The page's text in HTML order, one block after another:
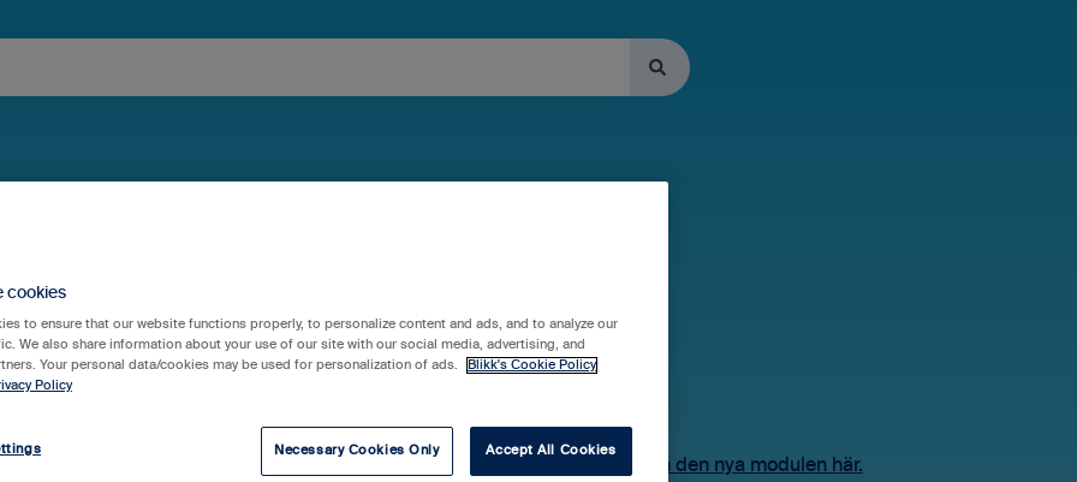
(ny)
fungerar grön teknik
Läs mer om den nya modulen här.
cookies
to ensure that our website functions properly, to personalize content and ads, and to analyze our
We also share information about your use of our site with our social media, advertising, and
Your personal data/cookies may be used for personalization of ads.
Blikk's Cookie Policy
Policy
Necessary Cookies Only Accept All Cookies